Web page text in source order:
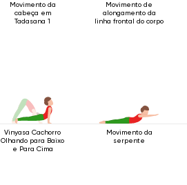
Movimento da
cabeça em
Tadasana 1
Movimento de
alongamento da
linha frontal do corpo
Vinyasa Cachorro
Olhando para Baixo
e Para Cima
Movimento da
serpente